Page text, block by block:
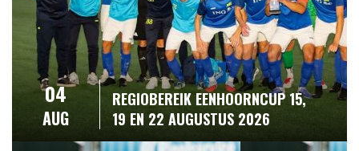
04
AUG
REGIOBEREIK EENHOORNCUP 15,
19 EN 22 AUGUSTUS 2026